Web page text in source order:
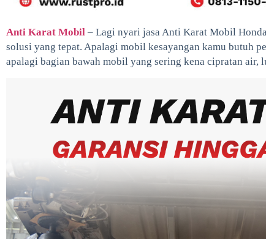
Anti Karat Mobil – Lagi nyari jasa Anti Karat Mobil
solusi yang tepat. Apalagi mobil kesayangan kamu butuh
apalagi bagian bawah mobil yang sering kena cipratan air,